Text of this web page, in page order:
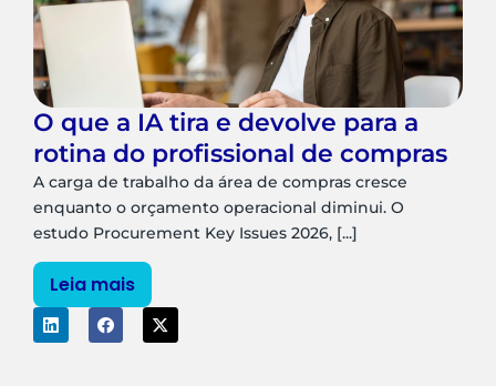
O que a IA tira e devolve para a
rotina do profissional de compras
A carga de trabalho da área de compras cresce
enquanto o orçamento operacional diminui. O
estudo Procurement Key Issues 2026, [...]
Leia mais